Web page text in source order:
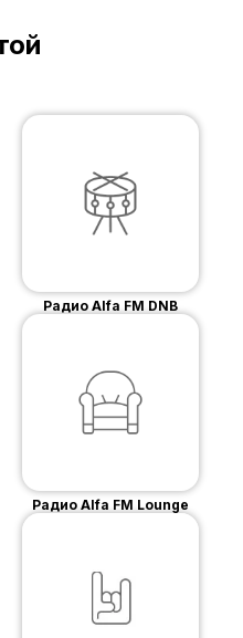
Радио Alfa FM DNB
Радио Alfa FM Lounge